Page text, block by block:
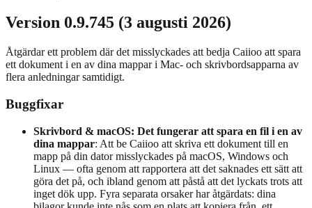
Version 0.9.745 (3 augusti 2026)
Åtgärdar ett problem där det misslyckades att bedja Caiioo att spara
ett dokument i en av dina mappar i Mac- och skrivbordsapparna av
flera anledningar samtidigt.
Buggfixar
Skrivbord & macOS: Det fungerar att spara en fil i en av
dina mappar: Att be Caiioo att skriva ett dokument till en
mapp på din dator misslyckades på macOS, Windows och
Linux — ofta genom att rapportera att det saknades ett sätt att
göra det på, och ibland genom att påstå att det lyckats trots att
inget dök upp. Fyra separata orsaker har åtgärdats: dina